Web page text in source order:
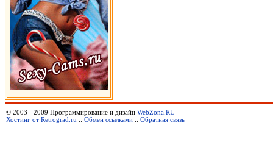
© 2003 - 2009 Программирование и дизайн WebZona.RU
Хостинг от Retrograd.ru :: Обмен ссылками :: Обратная связь